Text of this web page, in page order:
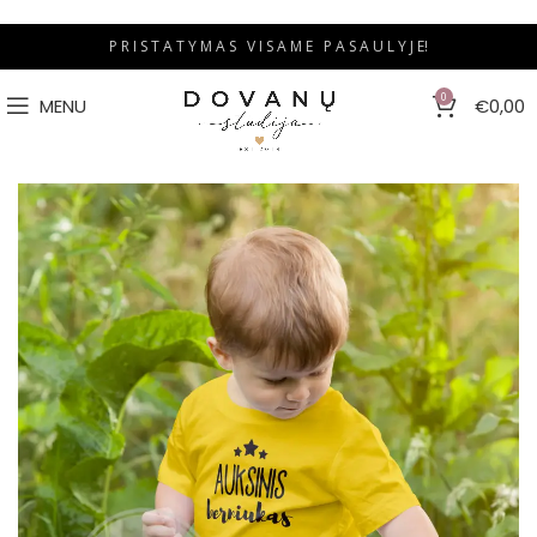
P R I S T A T Y M A S V I S A M E P A S A U L Y J E!
MENU 0 €0,00